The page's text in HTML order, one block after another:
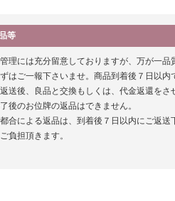
等
理には充分留意しておりますが、万が一品
はご一報下さいませ。商品到着後７日以内
送後、良品と交換もしくは、代金返還をさ
後のお位牌の返品はできません。
合による返品は、到着後７日以内にご返送
負担頂きます。